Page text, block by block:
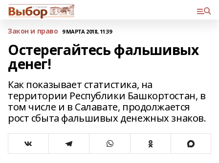
Закон и право 9 МАРТА 2018, 11:39
Остерегайтесь фальшивых
денег!
Как показывает статистика, на
территории Республики Башкортостан, в
том числе и в Салавате, продолжается
рост сбыта фальшивых денежных знаков.